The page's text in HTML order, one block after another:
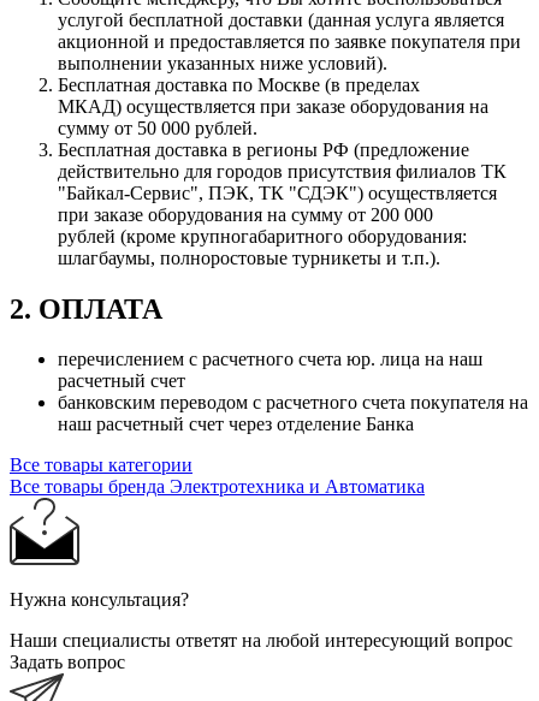
услугой бесплатной доставки (данная услуга является
акционной и предоставляется по заявке покупателя при
выполнении указанных ниже условий).
Бесплатная доставка по Москве (в пределах
МКАД) осуществляется при заказе оборудования на
сумму от 50 000 рублей.
Бесплатная доставка в регионы РФ (предложение
действительно для городов присутствия филиалов ТК
"Байкал-Сервис", ПЭК, ТК "СДЭК") осуществляется
при заказе оборудования на сумму от 200 000
рублей (кроме крупногабаритного оборудования:
шлагбаумы, полноростовые турникеты и т.п.).
2. ОПЛАТА
перечислением с расчетного счета юр. лица на наш
расчетный счет
банковским переводом с расчетного счета покупателя на
наш расчетный счет через отделение Банка
Все товары категории
Все товары бренда Электротехника и Автоматика
Нужна консультация?
Наши специалисты ответят на любой интересующий вопрос
Задать вопрос